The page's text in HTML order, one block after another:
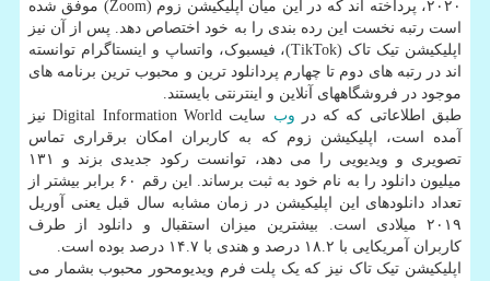
۲۰۲۰، پرداخته اند که در این میان اپلیکیشن زوم (Zoom) موفق شده
است رتبه نخست این رده بندی را به خود اختصاص دهد. پس از آن نیز
اپلیکیشن تیک تاک (TikTok)، فیسبوک، واتساپ و اینستاگرام توانسته
اند در رتبه های دوم تا چهارم پردانلود ترین و محبوب ترین برنامه های
موجود در فروشگاههای آنلاین و اینترنتی بایستند.
طبق اطلاعاتی که که در وب
سایت Digital Information World نیز
آمده است، اپلیکیشن زوم که به کاربران امکان برقراری تماس
تصویری و ویدیویی را می دهد، توانست رکود جدیدی بزند و ۱۳۱
میلیون دانلود را به نام خود به ثبت برساند. این رقم ۶۰ برابر بیشتر از
تعداد دانلودهای این اپلیکیشن در زمان مشابه سال قبل یعنی آوریل
۲۰۱۹ میلادی است. بیشترین میزان استقبال و دانلود از طرف
کاربران آمریکایی با ۱۸.۲ درصد و هندی با ۱۴.۷ درصد بوده است.
اپلیکیشن تیک تاک نیز که یک پلت فرم ویدیومحور محبوب بشمار می